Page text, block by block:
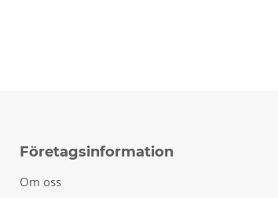
Företagsinformation
Om oss